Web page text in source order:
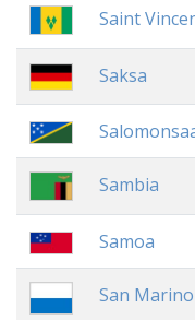
Saint
Saksa
Sambia
Samoa
San Marino